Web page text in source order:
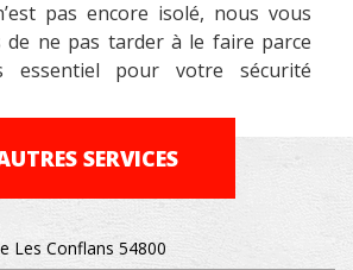
pas encore isolé, nous vous
de ne pas tarder à le faire parce
essentiel pour votre sécurité
SERVICES
Les Conflans 54800